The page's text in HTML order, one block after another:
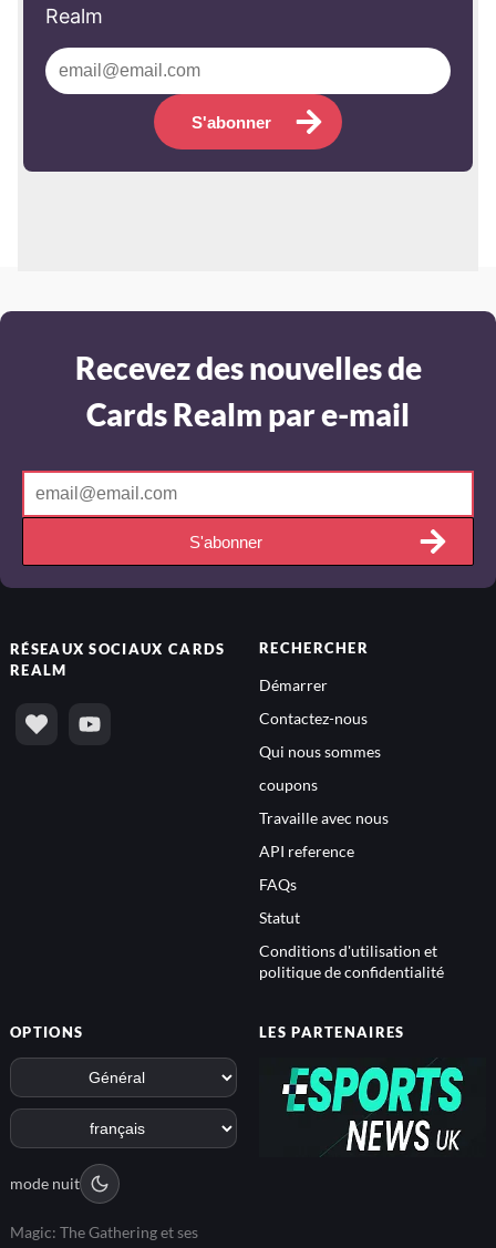
Realm
S'abonner
Recevez des nouvelles de
Cards Realm par e-mail
S'abonner
RÉSEAUX SOCIAUX CARDS
REALM
RECHERCHER
Démarrer
Contactez-nous
Qui nous sommes
coupons
Travaille avec nous
API reference
FAQs
Statut
Conditions d'utilisation et
politique de confidentialité
OPTIONS
mode nuit
Magic: The Gathering et ses
LES PARTENAIRES